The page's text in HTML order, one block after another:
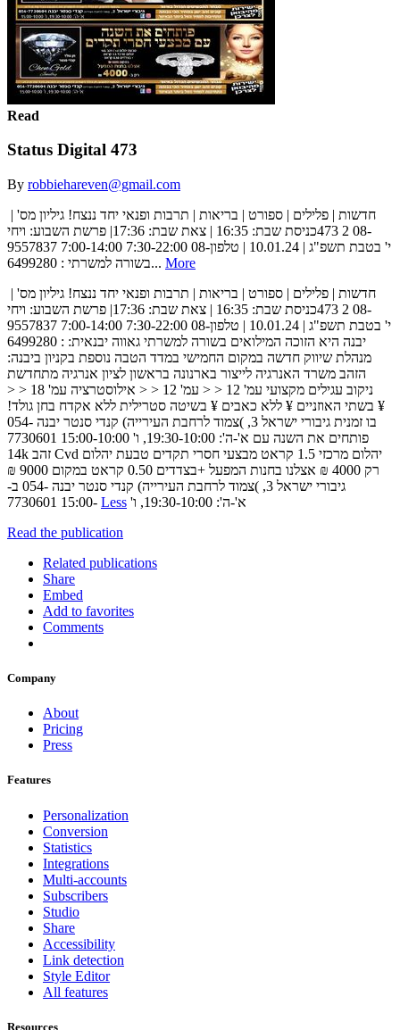
Read
Status Digital 473
By robbiehareven@gmail.com
‫חדשות | פלילים | ספורט | בריאות | תרבות ופנאי‬ ‫יחד ננצח!‬ ‫גיליון מס' ‪ |
473‬כניסת שבת‪ | 16:35 :‬צאת שבת‪ |17:36 :‬פרשת השבוע‪ :‬ויחי‬ ‫‪2‬‬ ‫‪08-
9557837‬‬ ‫‪7:00-14:00 7:30-22:00‬‬ ‫י' בטבת תשפ"ג | ‪ | 10.01.24‬טלפון‪08-
6499280 :‬‬ ‫בשורה למשרתי‬... More
‫חדשות | פלילים | ספורט | בריאות | תרבות ופנאי‬ ‫יחד ננצח!‬ ‫גיליון מס' ‪ |
473‬כניסת שבת‪ | 16:35 :‬צאת שבת‪ |17:36 :‬פרשת השבוע‪ :‬ויחי‬ ‫‪2‬‬ ‫‪08-
9557837‬‬ ‫‪7:00-14:00 7:30-22:00‬‬ ‫י' בטבת תשפ"ג | ‪ | 10.01.24‬טלפון‪08-
6499280 :‬‬ ‫בשורה למשרתי‬ ‫גאווה יבנאית‪:‬‬ ‫יבנה היא הזוכה‬ ‫המילואים
ביבנה‪:‬‬ ‫מנהלת שיווק חדשה‬ ‫במקום החמישי במדד‬ ‫הטבה נוספת‬ ‫בקניון
הזהב‬ ‫משרד האנרגיה לייצור‬ ‫בארנונה‬ ‫בראשון לציון‬ ‫אנרגיה מתחדשת‬
‫אילוסטרציה‬ ‫עמ' ‪> > 18‬‬ ‫עמ' ‪> > 12‬‬ ‫עמ' ‪> > 12‬‬ ‫ניקוב עגילים מקצועי‬
‫בחן גולד!‬ ‫‪ ¥‬בשיטה סטרילית ללא אקדח‬ ‫‪ ¥‬ללא כאבים‬ ‫‪ ¥‬בשתי האוזניים
בו זמנית‬ ‫גיבורי ישראל ‪( ,3‬צמוד לרחבת העירייה) קנדי סנטר יבנה ‪054-
7730601‬‬ ‫א'‪-‬ה'‪ ,19:30-10:00 :‬ו' ‪15:00-10:00‬‬ ‫פותחים את השנה‬ ‫עם
מבצעי חסרי תקדים‬ ‫טבעת יהלום ‪ Cvd‬זהב ‪14k‬‬ ‫יהלום מרכזי ‪ 1.5‬קראט‬ ‫‪
+‬בצדדים ‪ 0.50‬קראט‬ ‫במקום ‪₪ 9000‬‬ ‫אצלנו בחנות המפעל‬ ‫‪₪‬‬ ‫‪4000‬‬ ‫רק
ב‪-‬‬ ‫גיבורי ישראל ‪( ,3‬צמוד לרחבת העירייה) קנדי סנטר יבנה ‪054-
7730601‬‬ ‫א'‪-‬ה'‪ ,19:30-10:00 :‬ו' ‪15:00-
Less
Read the publication
Related publications
Share
Embed
Add to favorites
Comments
Company
About
Pricing
Press
Features
Personalization
Conversion
Statistics
Integrations
Multi-accounts
Subscribers
Studio
Share
Accessibility
Link detection
Style Editor
All features
Resources